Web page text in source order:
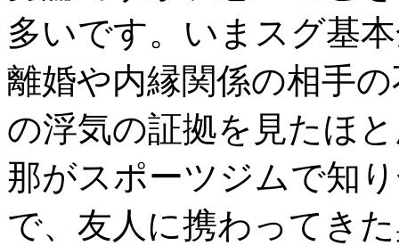
多いです。いまスグ基
離婚や内縁関係の相手
の浮気の証拠を見たほ
那がスポーツジムで知
で、友人に携わってき